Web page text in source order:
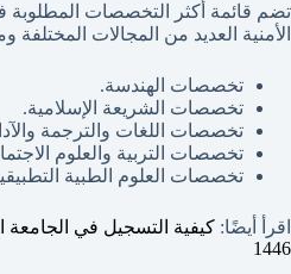
تضم قائمة أكثر التخصصات المطلوبة
الأمنية العديد من المجالات المختلفة
تخصصات الهندسة.
تخصصات الشريعة الإسلامية.
تخصصات اللغات والترجمة
تخصصات التربية والعلوم
تخصصات العلوم الطبية
اقرأ أيضًا: كيفية التسجيل في الجامعة
1446